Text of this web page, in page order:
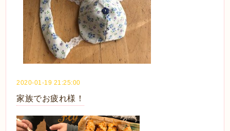
2020-01-19 21:25:00
家族でお疲れ様！